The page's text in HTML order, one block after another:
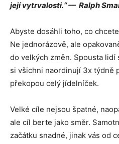
její vytrvalosti.“ — Ralph
Abyste dosáhli toho, co
Ne jednorázově, ale
do velkých změn. Spousta lidí
si všichni naordinují 3x týdně
překopou celý jídelníček.
Velké cíle nejsou špatné,
ale cíl berte jako směr.
začátku snadné, jinak vás od